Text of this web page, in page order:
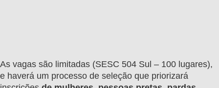
As vagas são limitadas (SESC 504 Sul – 100 lugares),
e haverá um processo de seleção que priorizará